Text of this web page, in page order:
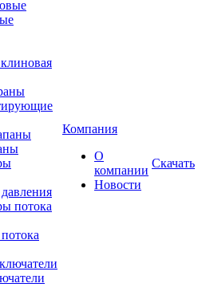
Компания
О
компании
Новости
Скачать